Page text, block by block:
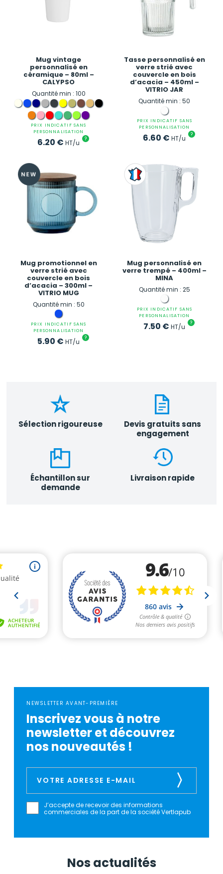
Mug vintage
personnalisé en
céramique – 80ml –
CALYPSO
Quantité min : 100
PRIX INDICATIF SANS
PERSONNALISATION
6.20 € HT/u ?
Tasse personnalisé en
verre strié avec
couvercle en bois
d’acacia – 450ml –
VITRIO JAR
Quantité min : 50
PRIX INDICATIF SANS
PERSONNALISATION
6.60 € HT/u ?
Mug promotionnel en
verre strié avec
couvercle en bois
d’acacia – 300ml –
VITRIO MUG
Quantité min : 50
PRIX INDICATIF SANS
PERSONNALISATION
5.90 € HT/u ?
Mug personnalisé en
verre trempé – 400ml –
MINA
Quantité min : 25
PRIX INDICATIF SANS
PERSONNALISATION
7.50 € HT/u ?
Sélection rigoureuse
Devis gratuits sans
engagement
Échantillon sur
demande
Livraison rapide
NEWSLETTER AVANT-PREMIÈRE
Inscrivez vous à notre
newsletter et découvrez
nos nouveautés !
J’accepte de recevoir des informations
commerciales de la part de la société Vertlapub
Nos actualités